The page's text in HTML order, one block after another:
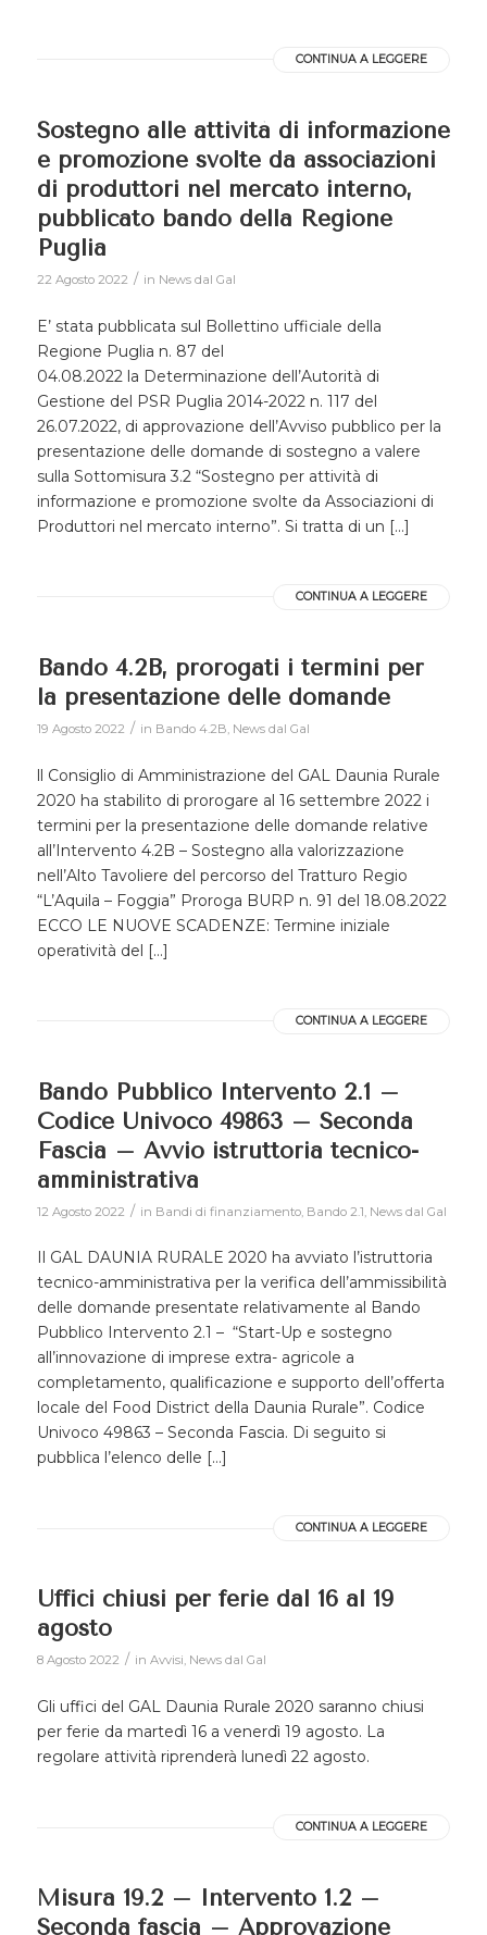
CONTINUA A LEGGERE
Sostegno alle attività di informazione
e promozione svolte da associazioni
di produttori nel mercato interno,
pubblicato bando della Regione
Puglia
22 Agosto 2022 / in News dal Gal
E’ stata pubblicata sul Bollettino ufficiale della
Regione Puglia n. 87 del
04.08.2022 la Determinazione dell’Autorità di
Gestione del PSR Puglia 2014-2022 n. 117 del
26.07.2022, di approvazione dell’Avviso pubblico per la
presentazione delle domande di sostegno a valere
sulla Sottomisura 3.2 “Sostegno per attività di
informazione e promozione svolte da Associazioni di
Produttori nel mercato interno”. Si tratta di un […]
CONTINUA A LEGGERE
Bando 4.2B, prorogati i termini per
la presentazione delle domande
19 Agosto 2022 / in Bando 4.2B News dal Gal
ll Consiglio di Amministrazione del GAL Daunia Rurale
2020 ha stabilito di prorogare al 16 settembre 2022 i
termini per la presentazione delle domande relative
all’Intervento 4.2B – Sostegno alla valorizzazione
nell’Alto Tavoliere del percorso del Tratturo Regio
“L’Aquila – Foggia” Proroga BURP n. 91 del 18.08.2022
ECCO LE NUOVE SCADENZE: Termine iniziale
operatività del […]
CONTINUA A LEGGERE
Bando Pubblico Intervento 2.1 –
Codice Univoco 49863 – Seconda
Fascia – Avvio istruttoria tecnico-
amministrativa
12 Agosto 2022 / in Bandi di finanziamento, Bando 2.1 News dal Gal
Il GAL DAUNIA RURALE 2020 ha avviato l’istruttoria
tecnico-amministrativa per la verifica dell’ammissibilità
delle domande presentate relativamente al Bando
Pubblico Intervento 2.1 – “Start-Up e sostegno
all’innovazione di imprese extra- agricole a
completamento, qualificazione e supporto dell’offerta
locale del Food District della Daunia Rurale”. Codice
Univoco 49863 – Seconda Fascia. Di seguito si
pubblica l’elenco delle […]
CONTINUA A LEGGERE
Uffici chiusi per ferie dal 16 al 19
agosto
8 Agosto 2022 / in Avvisi, News dal Gal
Gli uffici del GAL Daunia Rurale 2020 saranno chiusi
per ferie da martedì 16 a venerdì 19 agosto. La
regolare attività riprenderà lunedì 22 agosto.
CONTINUA A LEGGERE
Misura 19.2 – Intervento 1.2 –
Seconda fascia – Approvazione